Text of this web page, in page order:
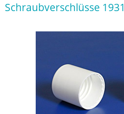
Schraubverschlüsse 1931